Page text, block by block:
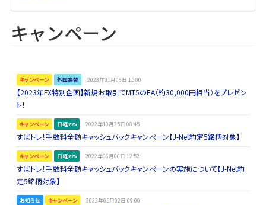
キャンペーン
キャンペーン 外国為替 2023年01月06日 15:00
【2023年FX特別企画】新規お取引でMT5のEA（約30,000円相当）をプレゼン
ト！
キャンペーン 日経225 2022年10月25日 08:45
すばトレ！手数料全額キャッシュバックキャンペーン【J-Net約定5銘柄対象】
キャンペーン 日経225 2022年06月06日 12:52
すばトレ！手数料全額キャッシュバックキャンペーンの実施について【J-Net約
定5銘柄対象】
お知らせ キャンペーン 2022年05月02日 09:00